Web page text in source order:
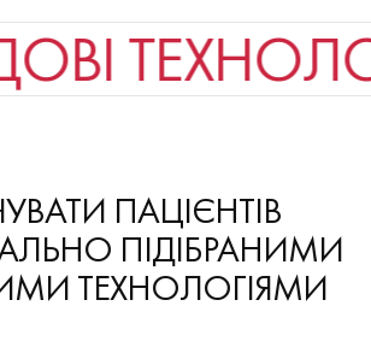
ПАЦІЄНТІВ
ПІДІБРАНИМИ
ТЕХНОЛОГІЯМИ